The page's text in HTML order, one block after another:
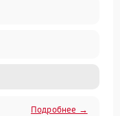
Подробнее →